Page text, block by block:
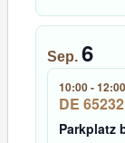
Sep. 6
10:00-12:00
DE
Parkplatz